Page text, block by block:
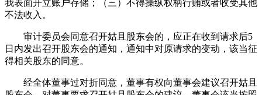
我表面开立账户存储；（三）不得操纵权柄行贿或者收受其他
不法收入。
审计委员会同意召开姑且股东会的，应正在收到请求后5
日内发出召开股东会的通知，通知中对原请求的变动，该当征
得相关股东的同意。
经全体董事过对折同意，董事有权向董事会建议召开姑且